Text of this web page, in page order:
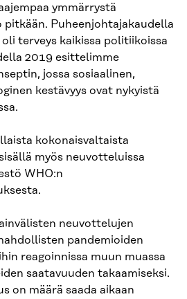
ymmärrystä
pitkään. Puheenjohtajakaudella
terveys kaikissa politiikoissa
2019 esittelimme
jossa sosiaalinen,
kestävyys ovat nykyistä
kokonaisvaltaista
myös neuvotteluissa
WHO:n
neuvottelujen
pandemioiden
reagoinnissa muun muassa
saatavuuden takaamiseksi.
on määrä saada aikaan